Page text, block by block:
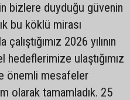
bizlere duyduğu güvenin
bu köklü mirası
2026 yılının
ulaştığımız
önemli mesafeler
olarak tamamladık. 25